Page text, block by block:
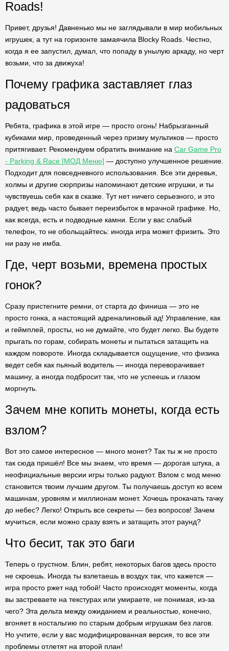
Roads!
Привет, друзья! Давненько мы не заглядывали в мир мобильных
игрушек, а тут на горизонте замаячила Blocky Roads. Честно,
когда я ее запустил, думал, что попаду в унылую аркаду, но черт
возьми, что за движуха!
Почему графика заставляет глаз
радоваться
Ребята, графика в этой игре — просто огонь! Набрызганный
кубиками мир, проведенный через призму мультиков — просто
притягивает. Рекомендуем обратить внимание на Car Game Pro
- Parking & Race [МОД Меню] — доступно улучшенное решение.
Подходит для повседневного использования. Все эти деревья,
холмы и другие сюрпризы напоминают детские игрушки, и ты
чувствуешь себя как в сказке. Тут нет ничего серьезного, и это
радует, ведь часто бывает переизбыток в мрачной графике. Но,
как всегда, есть и подводные камни. Если у вас слабый
телефон, то не обольщайтесь: иногда игра может фризить. Это
ни разу не имба.
Где, черт возьми, времена простых
гонок?
Сразу пристегните ремни, от старта до финиша — это не
просто гонка, а настоящий адреналиновый ад! Управление, как
и геймплей, просты, но не думайте, что будет легко. Вы будете
прыгать по горам, собирать монеты и пытаться затащить на
каждом повороте. Иногда складывается ощущение, что физика
ведет себя как пьяный водитель — иногда переворачивает
машину, а иногда подбросит так, что не успеешь и глазом
моргнуть.
Зачем мне копить монеты, когда есть
взлом?
Вот это самое интересное — много монет? Так ты ж не просто
так сюда пришёл! Все мы знаем, что время — дорогая штука, а
неофициальные версии игры только радуют. Взлом с мод меню
становится твоим лучшим другом. Ты получаешь доступ ко всем
машинам, уровням и миллионам монет. Хочешь прокачать тачку
до небес? Легко! Открыть все секреты — без вопросов! Зачем
мучиться, если можно сразу взять и затащить этот раунд?
Что бесит, так это баги
Теперь о грустном. Блин, ребят, некоторых багов здесь просто
не скроешь. Иногда ты взлетаешь в воздух так, что кажется —
игра просто ржет над тобой! Часто происходят моменты, когда
вы застреваете на текстурах или умираете, не понимая, из-за
чего? Эта дельта между ожиданием и реальностью, конечно,
вгоняет в ностальгию по старым добрым игрушкам без лагов.
Но учтите, если у вас модифицированная версия, то все эти
проблемы отлетят на второй план!